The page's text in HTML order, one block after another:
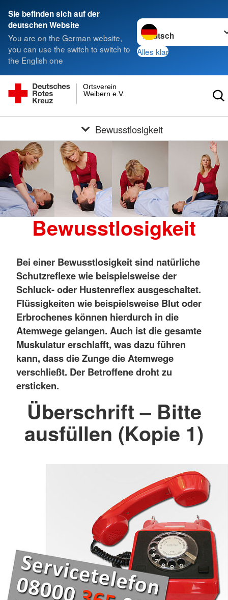
Sie befinden sich auf der
deutschen Website
You are on the German website,
you can use the switch to switch to
the English one
Sprache wechseln zu
Alles klar
Weibern e.V.
Ortsverein
Bewusstlosigkeit
Bewusstlosigkeit
Bei einer Bewusstlosigkeit sind natürliche
Schutzreflexe wie beispielsweise der
Schluck- oder Hustenreflex ausgeschaltet.
Flüssigkeiten wie beispielsweise Blut oder
Erbrochenes können hierdurch in die
Atemwege gelangen. Auch ist die gesamte
Muskulatur erschlafft, was dazu führen
kann, dass die Zunge die Atemwege
verschließt. Der Betroffene droht zu
ersticken.
Überschrift – Bitte
ausfüllen (Kopie 1)